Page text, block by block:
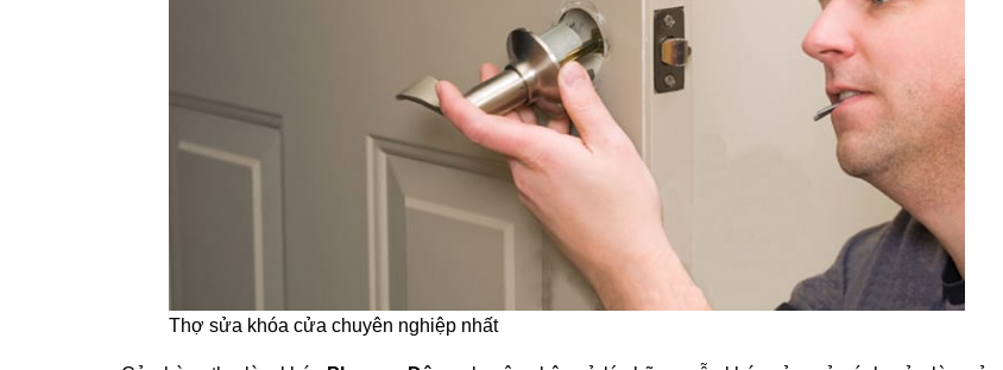
Thợ sửa khóa cửa chuyên nghiệp nhất